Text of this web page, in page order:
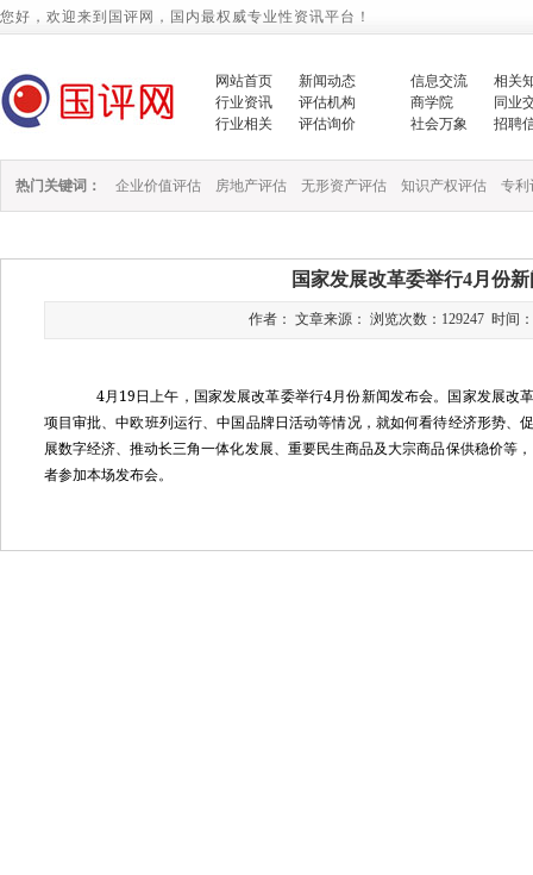
您好，欢迎来到国评网，国内最权威专业性资讯平台！
网站首页
新闻动态
行业资讯
评估机构
行业相关
评估询价
信息交流
相关
商学院
同业
社会万象
招聘
热门关键词： 企业价值评估 房地产评估 无形资产评估 知识产权评估 专利
国家发展改革委举行4月份
作者： 文章来源： 浏览次数：129247 时间
4月 19 日上午，国家发展改革委举行4月份新闻发布会。国家发展改
项目审批、中欧班列运行、中国品牌日活动等情况，就如何看待经济形势、
展数字经济、推动长三角一体化发展、重要民生商品及大宗商品保供稳价等
者参加本场发布会。